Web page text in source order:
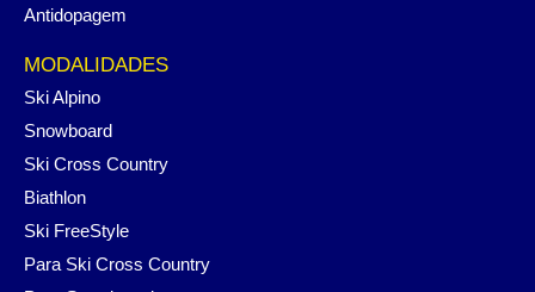
Antidopagem
MODALIDADES
Ski Alpino
Snowboard
Ski Cross Country
Biathlon
Ski FreeStyle
Para Ski Cross Country